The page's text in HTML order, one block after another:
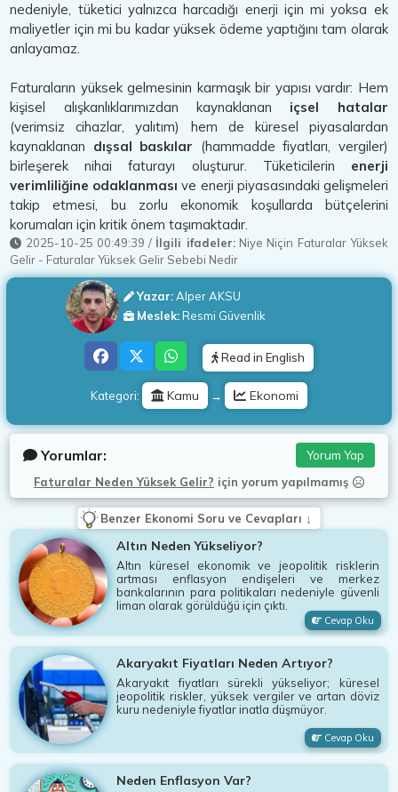
nedeniyle, tüketici yalnızca harcadığı enerji için mi yoksa ek
maliyetler için mi bu kadar yüksek ödeme yaptığını tam olarak
anlayamaz.
Faturaların yüksek gelmesinin karmaşık bir yapısı vardır: Hem
kişisel alışkanlıklarımızdan kaynaklanan içsel hatalar
(verimsiz cihazlar, yalıtım) hem de küresel piyasalardan
kaynaklanan dışsal baskılar (hammadde fiyatları, vergiler)
birleşerek nihai faturayı oluşturur. Tüketicilerin enerji
verimliliğine odaklanması ve enerji piyasasındaki gelişmeleri
takip etmesi, bu zorlu ekonomik koşullarda bütçelerini
korumaları için kritik önem taşımaktadır.
2025-10-25 00:49:39 / İlgili ifadeler: Niye Niçin Faturalar Yüksek
Gelir - Faturalar Yüksek Gelir Sebebi Nedir
Yazar:Alper AKSU
Meslek:Resmi Güvenlik
Kategori: Kamu → Ekonomi
Read in English
Yorumlar:
Faturalar Neden Yüksek Gelir? için yorum yapılmamış
Yorum Yap
Benzer Ekonomi Soru ve Cevapları ↓
Altın Neden Yükseliyor?
Altın küresel ekonomik ve jeopolitik risklerin
artması enflasyon endişeleri ve merkez
bankalarının para politikaları nedeniyle güvenli
liman olarak görüldüğü için çıktı.
Cevap Oku
Akaryakıt Fiyatları Neden Artıyor?
Akaryakıt fiyatları sürekli yükseliyor; küresel
jeopolitik riskler, yüksek vergiler ve artan döviz
kuru nedeniyle fiyatlar inatla düşmüyor.
Cevap Oku
Neden Enflasyon Var?